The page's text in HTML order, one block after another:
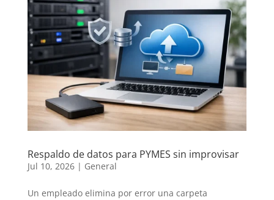
Respaldo de datos para PYMES sin improvisar
Jul 10, 2026| General
Un empleado elimina por error una carpeta